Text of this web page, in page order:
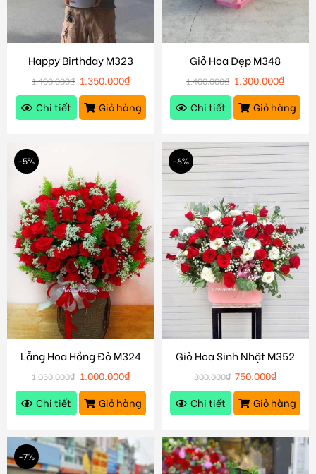
Happy Birthday M323
1.400.000₫ 1.350.000₫
Chi tiết
Giỏ hàng
Giỏ Hoa Đẹp M348
1.400.000₫ 1.300.000₫
Chi tiết
Giỏ hàng
-5%
Lẵng Hoa Hồng Đỏ M324
1.050.000₫ 1.000.000₫
Chi tiết
Giỏ hàng
-6%
Giỏ Hoa Sinh Nhật M352
800.000₫ 750.000₫
Chi tiết
Giỏ hàng
-7%